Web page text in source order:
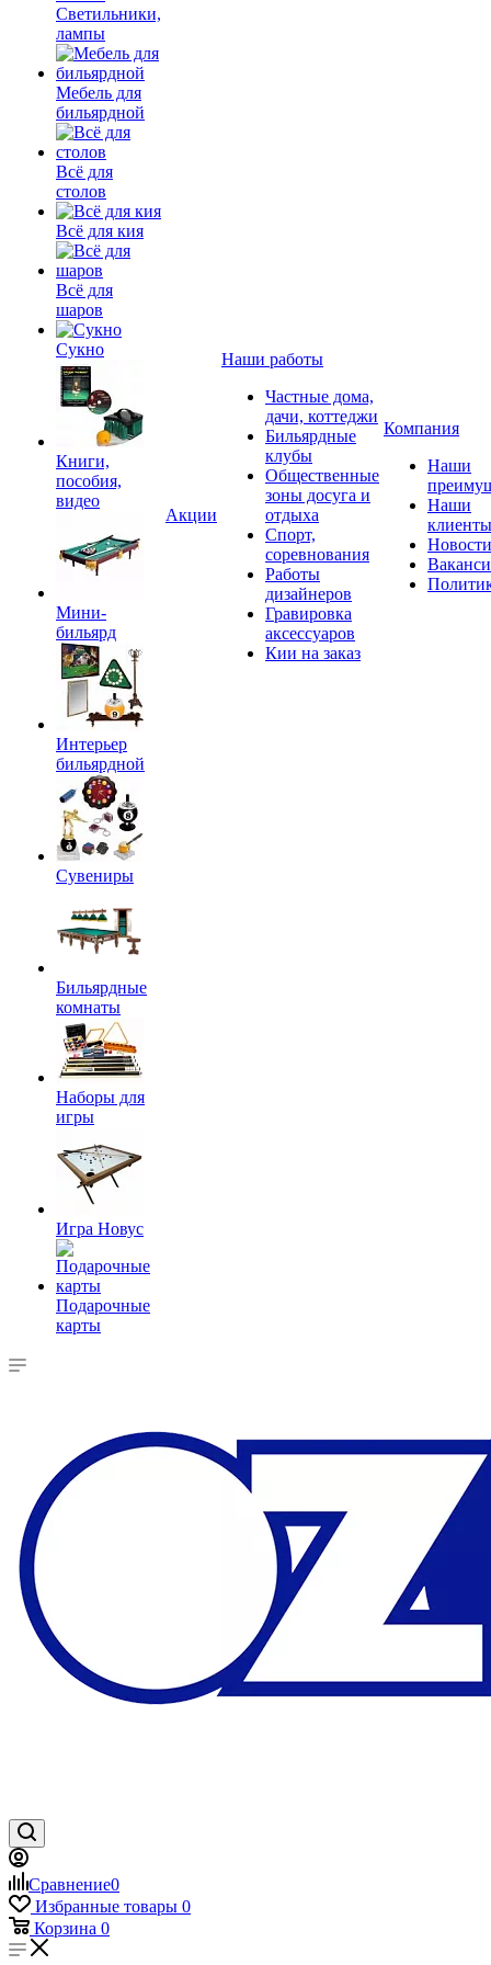
Светильники,
лампы
Мебель для
бильярдной
Всё для
столов
Всё для кия
Всё для
шаров
Сукно
Книги,
пособия,
видео
Мини-
бильярд
Интерьер
бильярдной
Сувениры
Бильярдные
комнаты
Наборы для
игры
Игра Новус
Подарочные
карты
Акции
Наши работы
Частные дома,
дачи, коттеджи
Бильярдные
клубы
Общественные
зоны досуга и
отдыха
Спорт,
соревнования
Работы
дизайнеров
Гравировка
аксессуаров
Кии на заказ
Компания
Наши
Наши
клиенты
Новости
Сравнение0
Избранные товары 0
Корзина 0